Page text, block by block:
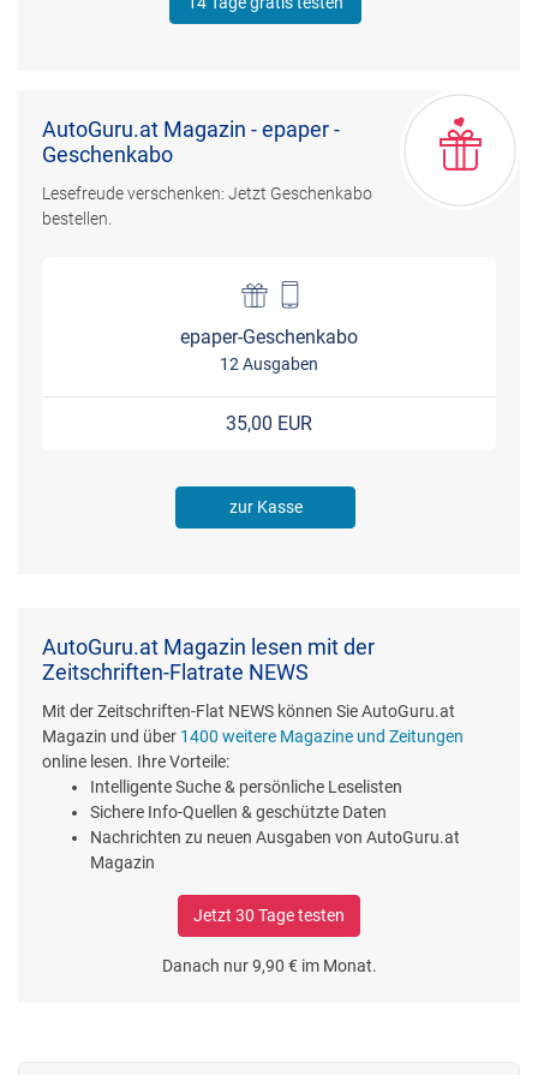
AutoGuru.at Magazin - epaper -
Geschenkabo
Lesefreude verschenken: Jetzt Geschenkabo
bestellen.
epaper-Geschenkabo
12 Ausgaben
35,00 EUR
zur Kasse
AutoGuru.at Magazin lesen mit der
Zeitschriften-Flatrate NEWS
Mit der Zeitschriften-Flat NEWS können Sie AutoGuru.at
Magazin und über 1400 weitere Magazine und Zeitungen
online lesen. Ihre Vorteile:
Intelligente Suche & persönliche Leselisten
Sichere Info-Quellen & geschützte Daten
Nachrichten zu neuen Ausgaben von AutoGuru.at
Magazin
Jetzt 30 Tage testen
Danach nur 9,90 € im Monat.